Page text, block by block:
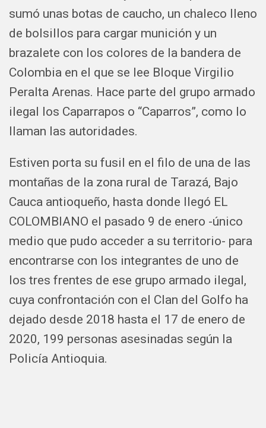
sumó unas botas de caucho, un chaleco lleno
de bolsillos para cargar munición y un
brazalete con los colores de la bandera de
Colombia en el que se lee Bloque Virgilio
Peralta Arenas. Hace parte del grupo armado
ilegal los Caparrapos o “Caparros”, como lo
llaman las autoridades.
Estiven porta su fusil en el filo de una de las
montañas de la zona rural de Tarazá, Bajo
Cauca antioqueño, hasta donde llegó EL
COLOMBIANO el pasado 9 de enero -único
medio que pudo acceder a su territorio- para
encontrarse con los integrantes de uno de
los tres frentes de ese grupo armado ilegal,
cuya confrontación con el Clan del Golfo ha
dejado desde 2018 hasta el 17 de enero de
2020, 199 personas asesinadas según la
Policía Antioquia.